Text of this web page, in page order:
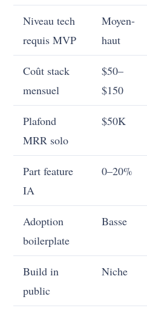
Niveau tech
requis MVP
Moyen-
haut
Coût stack
mensuel
$50–
$150
Plafond
MRR solo
$50K
Part feature
IA
0–20%
Adoption
boilerplate
Basse
Build in
public
Niche